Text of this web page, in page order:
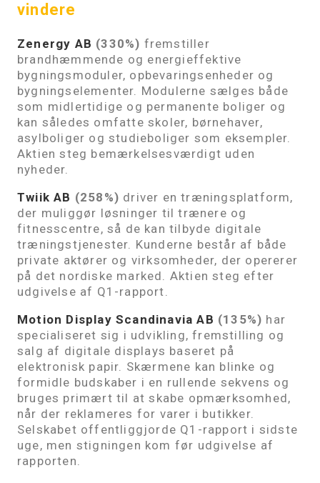
vindere
Zenergy AB (330%) fremstiller
brandhæmmende og energieffektive
bygningsmoduler, opbevaringsenheder og
bygningselementer. Modulerne sælges både
som midlertidige og permanente boliger og
kan således omfatte skoler, børnehaver,
asylboliger og studieboliger som eksempler.
Aktien steg bemærkelsesværdigt uden
nyheder.
Twiik AB (258%) driver en træningsplatform,
der muliggør løsninger til trænere og
fitnesscentre, så de kan tilbyde digitale
træningstjenester. Kunderne består af både
private aktører og virksomheder, der opererer
på det nordiske marked. Aktien steg efter
udgivelse af Q1-rapport.
Motion Display Scandinavia AB (135%) har
specialiseret sig i udvikling, fremstilling og
salg af digitale displays baseret på
elektronisk papir. Skærmene kan blinke og
formidle budskaber i en rullende sekvens og
bruges primært til at skabe opmærksomhed,
når der reklameres for varer i butikker.
Selskabet offentliggjorde Q1-rapport i sidste
uge, men stigningen kom før udgivelse af
rapporten.